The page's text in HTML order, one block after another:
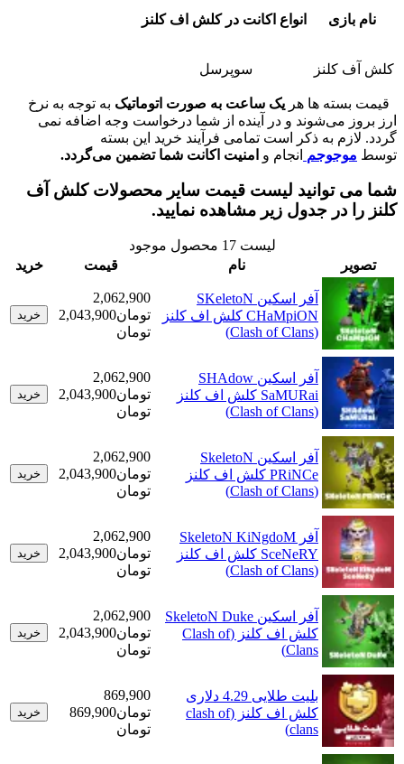
انواع اکانت در کلش اف کلنز
ها هریک ساعت به صورت اتوماتیکبه توجه به نرخ
می‌شوند و در آینده از شما درخواست وجه اضافه نمی
به ذکر است تمامی فرآیند خرید این بسته
انجام وامنیت اکانت شما تضمین می‌گردد.
توانید لیست قیمت سایر محصولات کلش آف
در جدول زیر مشاهده نمایید.
محصول موجود
خرید
آفر اسکین SKeletoN
CHaMpiON کلش اف کلنز
(Clash of Clans)
2,062,900
تومان2,043,900
خرید
آفر اسکین SHAdow
SaMURai کلش اف کلنز
(Clash of Clans)
2,062,900
تومان
2,043,900
خرید
آفر اسکین SkeletoN
PRiNCe کلش اف کلنز
(Clash of Clans)
2,062,900
تومان
2,043,900
خرید
آفر SkeletoN KiNgdoM
SceNeRY کلش اف کلنز
(Clash of Clans)
2,062,900
تومان
2,043,900
خرید
آفر اسکین SkeletoN Duke
کلش اف کلنز (Clash of
Clans)
2,062,900
تومان
2,043,900
خرید
بلیت طلایی 4.29 دلاری
کلش اف کلنز (clash of
clans)
869,900
تومان
869,900
خرید